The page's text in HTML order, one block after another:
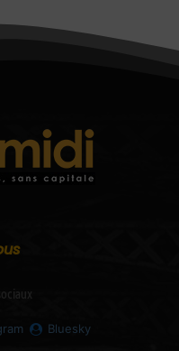
Bluesky